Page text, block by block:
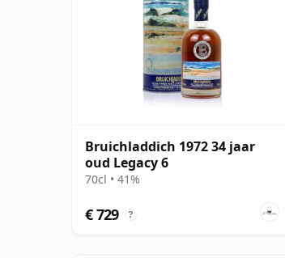
Bruichladdich 1972 34 jaar
oud Legacy 6
70cl • 41%
€ 729 ?